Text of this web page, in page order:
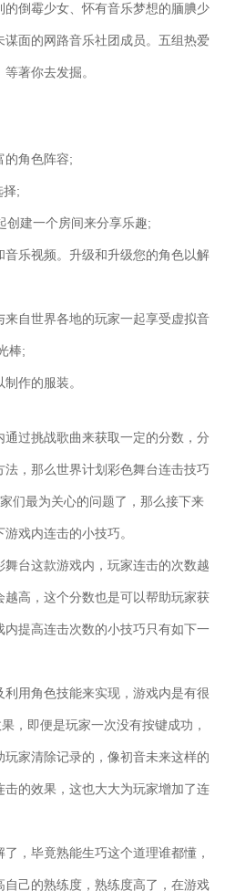
倒霉少女、怀有音乐梦想的腼腆少
面的网路音乐社团成员。五组热爱
著你去发掘。
的角色阵容;
择;
创建一个房间来分享乐趣;
乐视频。升级和升级您的角色以解
自世界各地的玩家一起享受虚拟音
棒;
作的服装。
过挑战歌曲来获取一定的分数，分
，那么世界计划彩色舞台连击技巧
们最为关心的问题了，那么接下来
戏内连击的小技巧。
台这款游戏内，玩家连击的次数越
高，这个分数也是可以帮助玩家获
提高连击次数的小技巧只有如下一
用角色技能来实现，游戏内是有很
，即便是玩家一次没有按键成功，
家清除记录的，像初音未来这样的
的效果，这也大大为玩家增加了连
，毕竟熟能生巧这个道理谁都懂，
己的熟练度，熟练度高了，在游戏